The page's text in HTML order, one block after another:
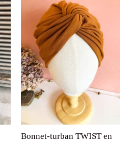
Bonnet-turban TWIST en